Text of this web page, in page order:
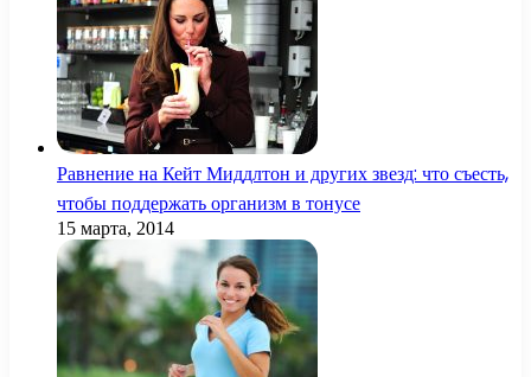
Равнение на Кейт Миддлтон и других звезд: что съесть,
чтобы поддержать организм в тонусе
15 марта, 2014